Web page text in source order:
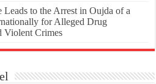
to the Arrest in Oujda of a
for Alleged Drug
Violent Crimes